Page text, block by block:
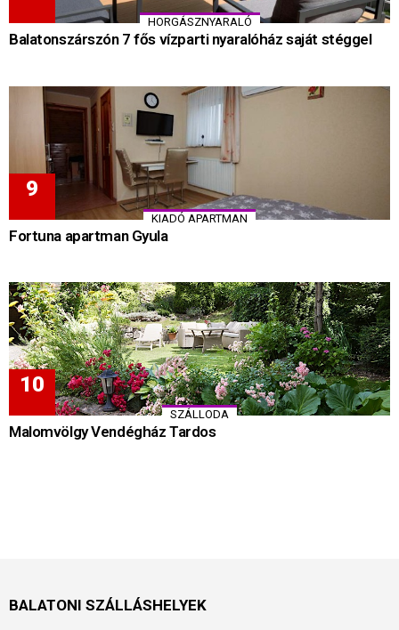
HORGÁSZNYARALÓ
Balatonszárszón 7 fős vízparti nyaralóház saját stéggel
KIADÓ APARTMAN
Fortuna apartman Gyula
SZÁLLODA
Malomvölgy Vendégház Tardos
BALATONI SZÁLLÁSHELYEK